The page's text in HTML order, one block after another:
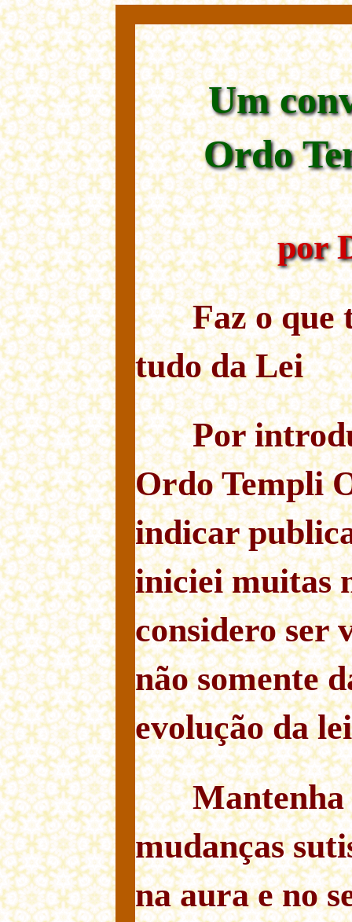
Um
Ordo
por
Faz o que
tudo da Lei
Por
Ordo Templi
indicar
iniciei muitas
considero ser
não somente
evolução da
Mantenha
mudanças
na aura e no